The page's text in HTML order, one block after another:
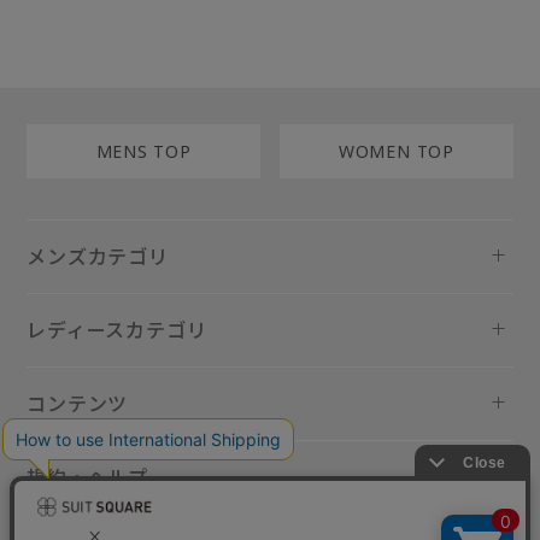
MENS TOP WOMEN TOP
メンズカテゴリ
レディースカテゴリ
コンテンツ
規約・ヘルプ